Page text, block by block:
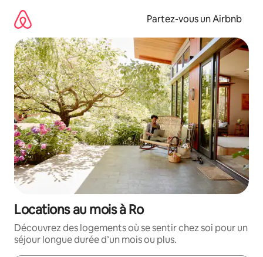
directement
contenu
Partez-vous un Airbnb
Locations au mois à Ro
Découvrez des logements où se sentir chez soi pour un
séjour longue durée d’un mois ou plus.